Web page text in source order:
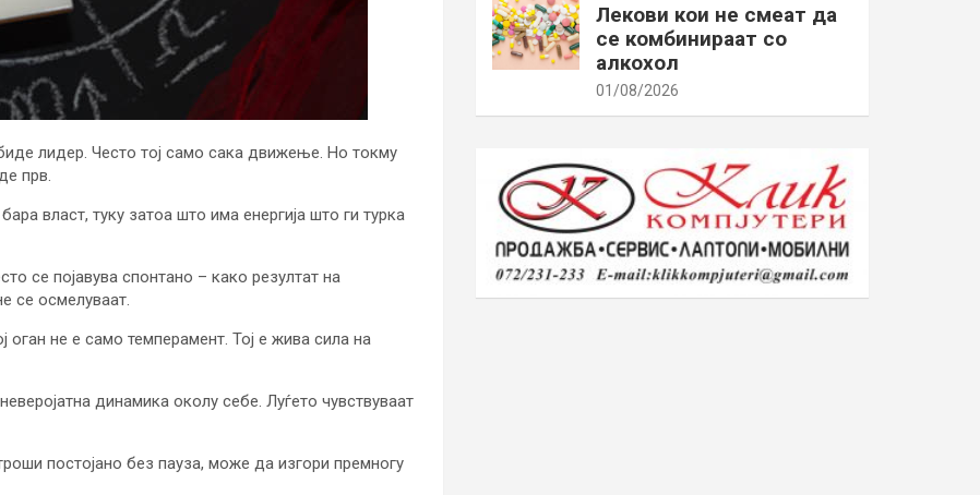
лидер. Често тој само сака движење. Но токму
прв.
власт, туку затоа што има енергија што ги турка
се појавува спонтано – како резултат на
се осмелуваат.
оган не е само темперамент. Тој е жива сила на
динамика околу себе. Луѓето чувствуваат
постојано без пауза, може да изгори премногу
Лекови кои не смеат да
се комбинираат со
алкохол
01/08/2026